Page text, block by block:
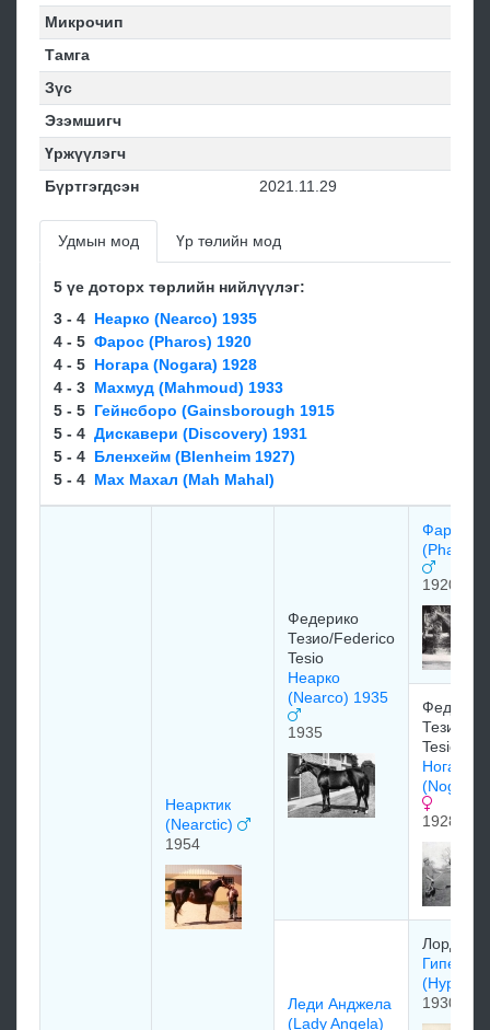
Микрочип
Тамга
Зүс
Эзэмшигч
Үржүүлэгч
Бүртгэгдсэн
2021.11.29
Удмын мод Үр төлийн мод
5 үе доторх төрлийн нийлүүлэг:
3 - 4 Неарко (Nearco) 1935
4 - 5 Фарос (Pharos) 1920
4 - 5 Ногара (Nogara) 1928
4 - 3 Махмуд (Mahmoud) 1933
5 - 5 Гейнсборо (Gainsborough 1915
5 - 4 Диcкавеpи (Discovery) 1931
5 - 4 Бленхейм (Blenheim 1927)
5 - 4 Маx Маxал (Mah Mahal)
Неарктик
(Nearctic)
1954
Федерико
Тезио/Federico
Tesio
Неарко
(Nearco) 1935
1935
Фарос
(Pharos)
1920
Тезио/
Tesio
Ногара
(Nogara)
1928
Лeди Анджeла
(Lady Angela)
Лоpд
Гиперион
1930